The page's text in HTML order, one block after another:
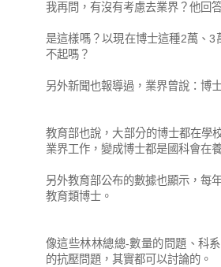
我再問，有沒有考慮去業界？他回
是這樣嗎？以現在博士這種2萬、
不起嗎？
另外新聞也報導過，業界曾說：博
教育部也說，大部分的博士都在學
業界工作，變成博士都是國科會在
另外教育部公布的數據也顯示，每
教育類博士。
像這些林林總總-數量的問題、科
的抗壓問題，其實都可以討論的。